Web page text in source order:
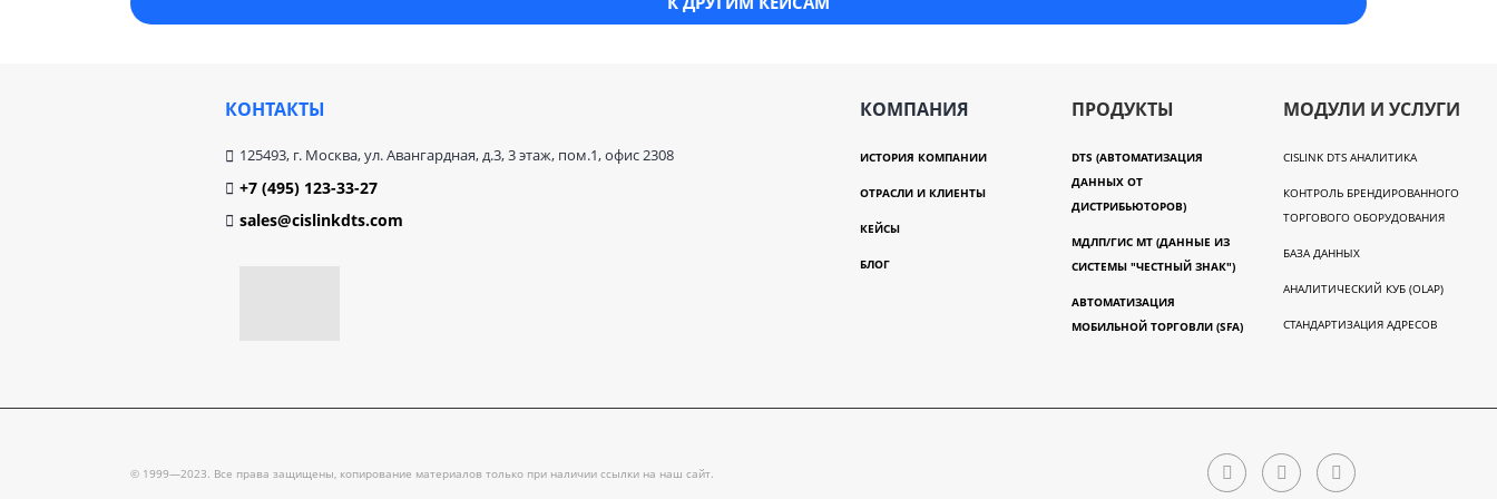
КОНТАКТЫ
125493, г. Москва, ул. Авангардная, д.3, 3 этаж, пом.1, офис 2308
+7 (495) 123-33-27
sales@cislinkdts.com
КОМПАНИЯ
ИСТОРИЯ КОМПАНИИ
ОТРАСЛИ И КЛИЕНТЫ
КЕЙСЫ
БЛОГ
ПРОДУКТЫ
DTS (АВТОМАТИЗАЦИЯ
ДАННЫХ ОТ
ДИСТРИБЬЮТОРОВ)
МДЛП/ГИС МТ (ДАННЫЕ ИЗ
СИСТЕМЫ "ЧЕСТНЫЙ ЗНАК")
АВТОМАТИЗАЦИЯ
МОБИЛЬНОЙ ТОРГОВЛИ (SFA)
МОДУЛИ И УСЛУГИ
CISLINK DTS АНАЛИТИКА
КОНТРОЛЬ БРЕНДИРОВАННОГО
ТОРГОВОГО ОБОРУДОВАНИЯ
БАЗА ДАННЫХ
АНАЛИТИЧЕСКИЙ КУБ (OLAP)
СТАНДАРТИЗАЦИЯ АДРЕСОВ
© 1999—2023. Все права защищены, копирование материалов только при наличии ссылки на наш сайт.